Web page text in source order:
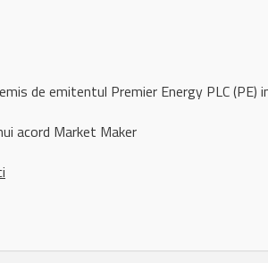
de emitentul Premier Energy PLC
acord Market Maker